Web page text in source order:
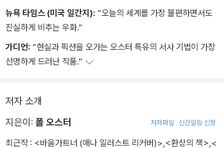
뉴욕 타임스 (미국 일간지): “오늘의 세계를 가장 불편하면서도
진실하게 비추는 우화.”
가디언: “현실과 픽션을 오가는 오스터 특유의 서사 기법이 가장
선명하게 드러난 작품.”
저자 소개
지은이: 폴 오스터 저자파일 신간알림 신청
최근작 : <바움가트너 (애나 일러스트 리커버)> <환상의 책> <